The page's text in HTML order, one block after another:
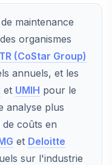
maintenance
organismes
(CoStar Group)
annuels, et les
et UMIH pour le
analyse plus
de coûts en
et Deloitte
sur l'industrie